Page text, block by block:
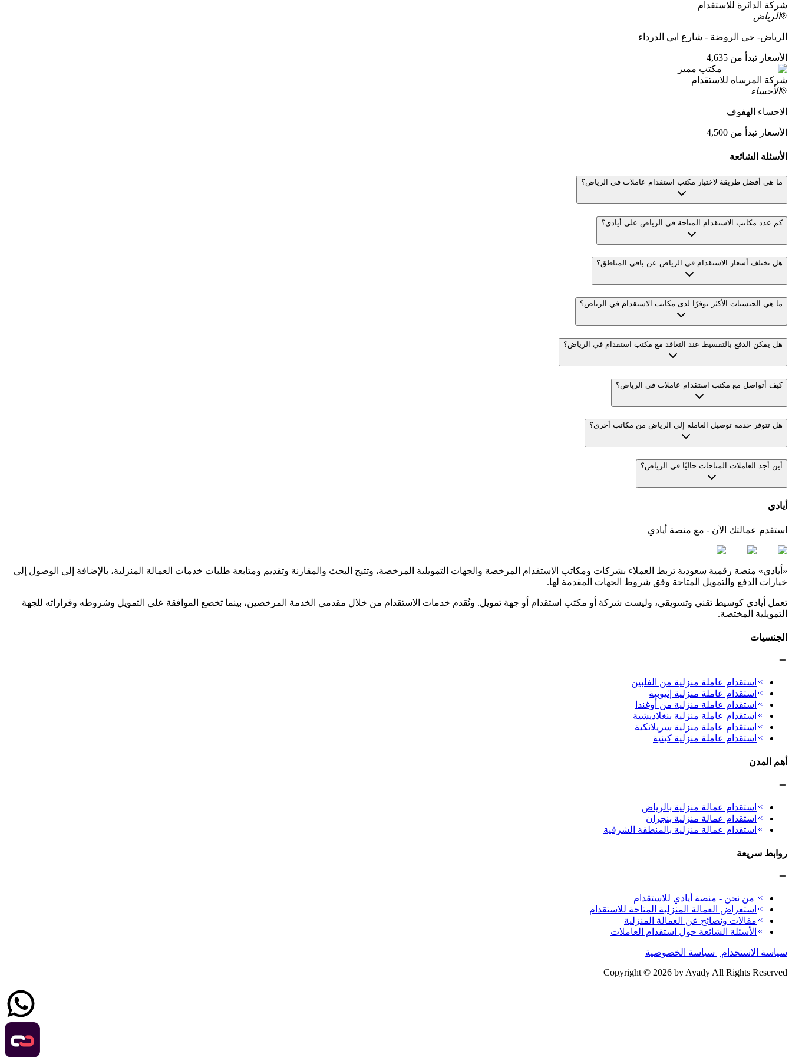
شركة الدائرة للاستقدام
الرياض
الرياض- حي الروضة - شارع ابي الدرداء
الأسعار تبدأ من 4,635
مكتب مميز
شركة المرساه للاستقدام
الأحساء
الاحساء الهفوف
الأسعار تبدأ من 4,500
الأسئلة الشائعة
ما هي أفضل طريقة لاختيار مكتب استقدام عاملات في الرياض؟
كم عدد مكاتب الاستقدام المتاحة في الرياض على أيادي؟
هل تختلف أسعار الاستقدام في الرياض عن باقي المناطق؟
ما هي الجنسيات الأكثر توفرًا لدى مكاتب الاستقدام في الرياض؟
هل يمكن الدفع بالتقسيط عند التعاقد مع مكتب استقدام في الرياض؟
كيف أتواصل مع مكتب استقدام عاملات في الرياض؟
هل تتوفر خدمة توصيل العاملة إلى الرياض من مكاتب أخرى؟
أين أجد العاملات المتاحات حاليًا في الرياض؟
أيادي
استقدم عمالتك الآن - مع منصة أيادي
«أيادي» منصة رقمية سعودية تربط العملاء بشركات ومكاتب الاستقدام المرخصة والجهات التمويلية المرخصة، وتتيح البحث والمقارنة وتقديم ومتابعة طلبات خدمات العمالة المنزلية، بالإضافة إلى الوصول إلى
خيارات الدفع والتمويل المتاحة وفق شروط الجهات المقدمة لها.
تعمل أيادي كوسيط تقني وتسويقي، وليست شركة أو مكتب استقدام أو جهة تمويل. وتُقدم خدمات الاستقدام من خلال مقدمي الخدمة المرخصين، بينما تخضع الموافقة على التمويل وشروطه وقراراته للجهة
التمويلية المختصة.
الجنسيات
استقدام عاملة منزلية من الفلبين
استقدام عاملة منزلية إثيوبية
استقدام عاملة منزلية من أوغندا
استقدام عاملة منزلية بنغلاديشية
استقدام عاملة منزلية سريلانكية
استقدام عاملة منزلية كينية
أهم المدن
استقدام عمالة منزلية بالرياض
استقدام عمالة منزلية بنجران
استقدام عمالة منزلية بالمنطقة الشرقية
روابط سريعة
من نحن - منصة أيادي للاستقدام
استعراض العمالة المنزلية المتاحة للاستقدام
مقالات ونصائح عن العمالة المنزلية
الأسئلة الشائعة حول استقدام العاملات
سياسة الاستخدام | سياسة الخصوصية
Copyright © 2026 by Ayady All Rights Reserved